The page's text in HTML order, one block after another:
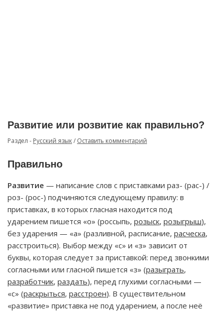
Развитие или розвитие как правильно?
Раздел - Русский язык/ Оставить комментарий
Правильно
Развитие — написание слов с приставками раз- (рас-) /
роз- (рос-) подчиняются следующему правилу: в
приставках, в которых гласная находится под
ударением пишется «о» (россыпь, розыск, розыгрыш),
без ударения — «а» (разливной, расписание, расческа,
расстроиться). Выбор между «с» и «з» зависит от
буквы, которая следует за приставкой: перед звонкими
согласными или гласной пишется «з» (разыграть,
разработчик, раздать), перед глухими согласными —
«с» (раскрыться, расстроен). В существительном
«развитие» приставка не под ударением, а после неё